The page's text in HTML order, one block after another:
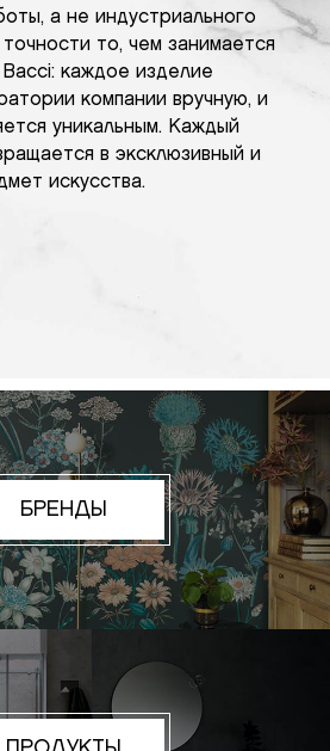
а не индустриального
то, чем занимается
каждое изделие
компании вручную, и
уникальным. Каждый
в эксклюзивный и
искусства.
БРЕНДЫ